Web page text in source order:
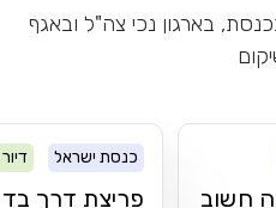
בארגון נכי צה"ל ובאגף
חשוב
כנסת ישראל דיור
פריצת דרך